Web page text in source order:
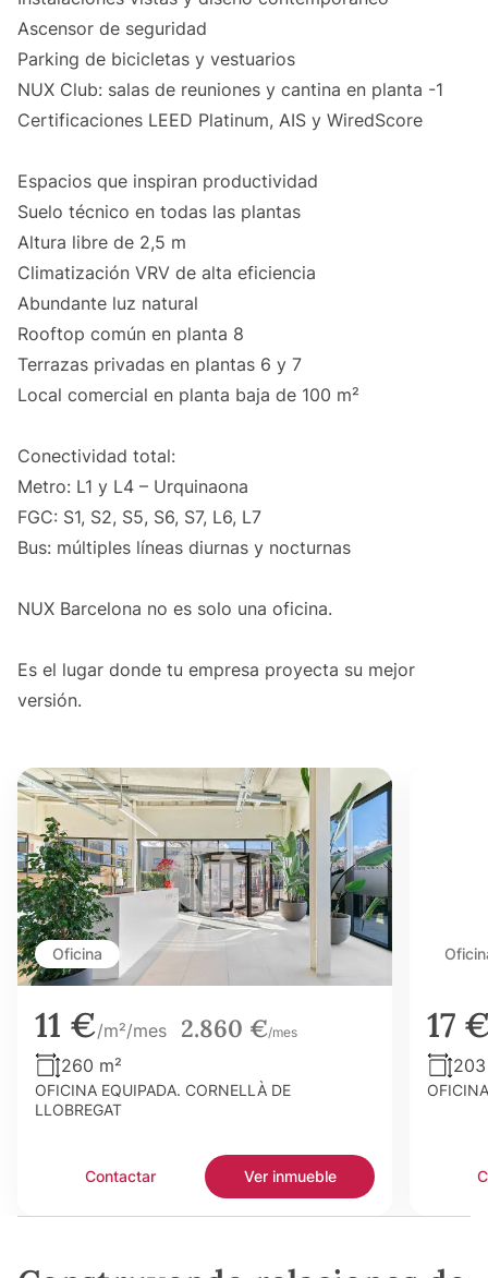
Ascensor de seguridad
Parking de bicicletas y vestuarios
NUX Club: salas de reuniones y cantina en planta -1
Certificaciones LEED Platinum, AIS y WiredScore
Espacios que inspiran productividad
Suelo técnico en todas las plantas
Altura libre de 2,5 m
Climatización VRV de alta eficiencia
Abundante luz natural
Rooftop común en planta 8
Terrazas privadas en plantas 6 y 7
Local comercial en planta baja de 100 m²
Conectividad total:
Metro: L1 y L4 – Urquinaona
FGC: S1, S2, S5, S6, S7, L6, L7
Bus: múltiples líneas diurnas y nocturnas
NUX Barcelona no es solo una oficina.
Es el lugar donde tu empresa proyecta su mejor
versión.
Oficina
11 €/m²/mes 2.860 €/mes
260 m²
OFICINA EQUIPADA. CORNELLÀ DE
LLOBREGAT
Contactar Ver inmueble
17